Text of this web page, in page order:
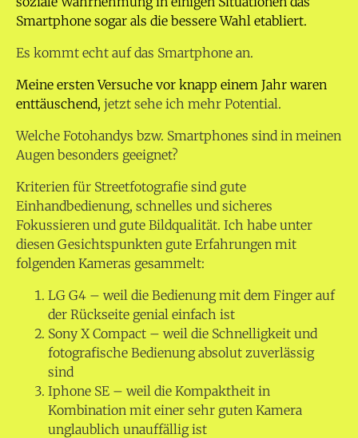
Smartphone sogar als die bessere Wahl etabliert.
Es kommt echt auf das Smartphone an.
Meine ersten Versuche vor knapp einem Jahr waren
enttäuschend, jetzt sehe ich mehr Potential.
Welche Fotohandys bzw. Smartphones sind in meinen
Augen besonders geeignet?
Kriterien für Streetfotografie sind gute
Einhandbedienung, schnelles und sicheres
Fokussieren und gute Bildqualität. Ich habe unter
diesen Gesichtspunkten gute Erfahrungen mit
folgenden Kameras gesammelt:
LG G4 – weil die Bedienung mit dem Finger auf
der Rückseite genial einfach ist
Sony X Compact – weil die Schnelligkeit und
fotografische Bedienung absolut zuverlässig
sind
Iphone SE – weil die Kompaktheit in
Kombination mit einer sehr guten Kamera
unglaublich unauffällig ist